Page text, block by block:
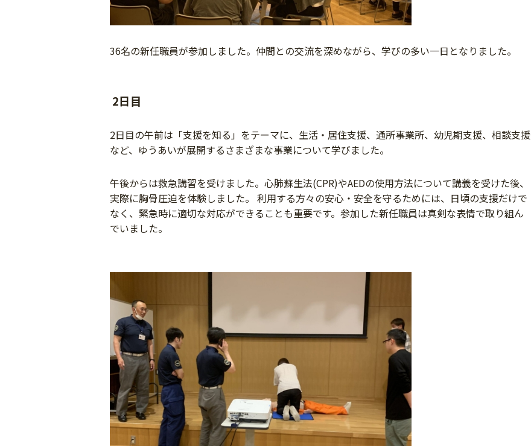
36名の新任職員が参加しました。仲間との交流を深めながら、学びの多い一日となりました。
2日目
2日目の午前は「支援を知る」をテーマに、生活・居住支援、通所事業所、幼児期支援、相談支援
など、ゆうあいが展開するさまざまな事業について学びました。
午後からは救急講習を受けました。心肺蘇生法(CPR)やAEDの使用方法について講義を受けた後、
実際に胸骨圧迫を体験しました。 利用する方々の安心・安全を守るためには、日頃の支援だけで
なく、緊急時に適切な対応ができることも重要です。参加した新任職員は真剣な表情で取り組ん
でいました。